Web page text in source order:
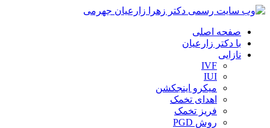
صفحه اصلی
با دکتر زارعیان
نازایی
IVF
IUI
میکرو اینجکشن
اهدای تخمک
فریز تخمک
روش PGD